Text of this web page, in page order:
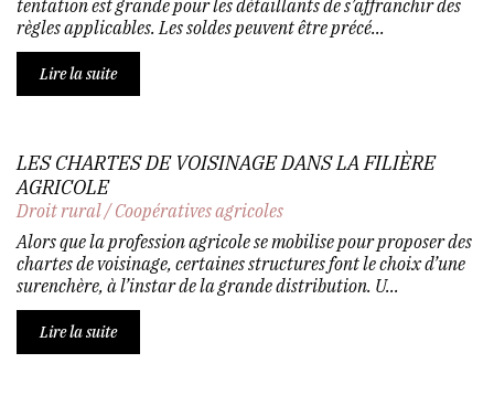
tentation est grande pour les détaillants de s’affranchir des
règles applicables. Les soldes peuvent être précé...
Lire la suite
LES CHARTES DE VOISINAGE DANS LA FILIÈRE
AGRICOLE
Droit rural/Coopératives agricoles
Alors que la profession agricole se mobilise pour proposer des
chartes de voisinage, certaines structures font le choix d’une
surenchère, à l’instar de la grande distribution. U...
Lire la suite